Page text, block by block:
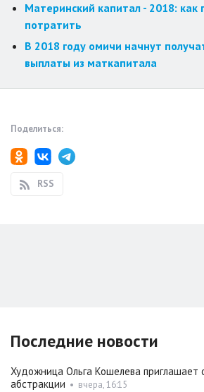
Материнский капитал - 2018: как
потратить
В 2018 году омичи начнут
выплаты из маткапитала
Поделиться:
RSS
Последние новости
Художница Ольга Кошелева приглашает
абстракции • вчера, 16:15